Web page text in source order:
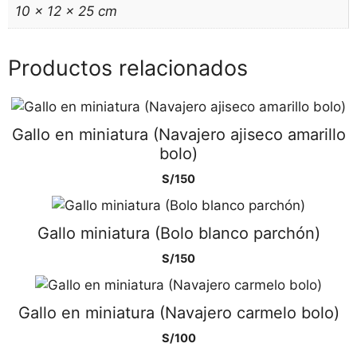
10 × 12 × 25 cm
Productos relacionados
Gallo en miniatura (Navajero ajiseco amarillo
bolo)
S/150
Gallo miniatura (Bolo blanco parchón)
S/150
Gallo en miniatura (Navajero carmelo bolo)
S/100